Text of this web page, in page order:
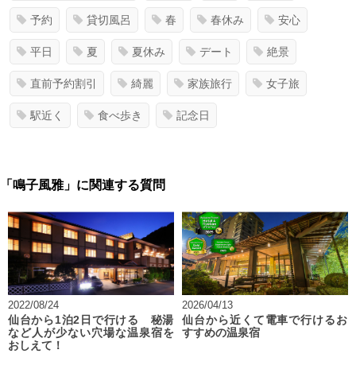
予約 貸切風呂 春 春休み 安心
平日 夏 夏休み デート 絶景
直前予約割引 綺麗 家族旅行 女子旅
駅近く 食べ歩き 記念日
「鳴子風雅」に関連する質問
2022/08/24
仙台から1泊2日で行ける 秘湯
など人が少ない穴場な温泉宿を
おしえて！
2026/04/13
仙台から近くて電車で行けるお
すすめの温泉宿